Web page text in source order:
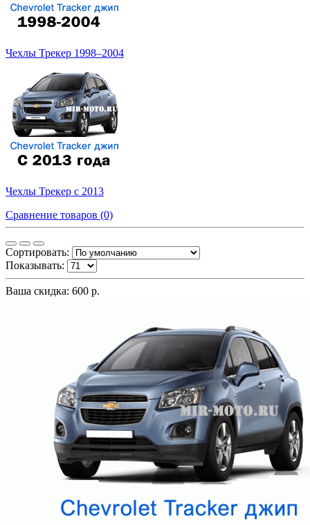
Чехлы Трекер 1998–2004
Чехлы Трекер c 2013
Сравнение товаров (0)
Сортировать:
Показывать:
Ваша скидка: 600 р.